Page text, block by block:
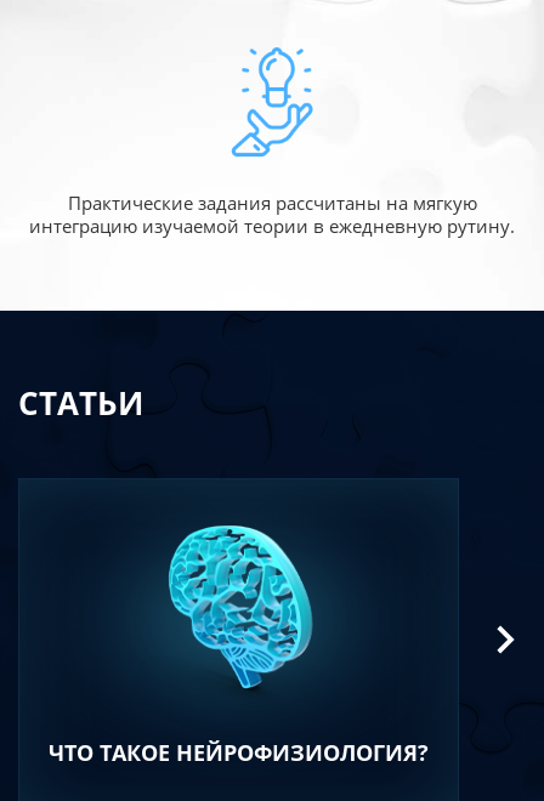
Практические задания рассчитаны на мягкую
интеграцию изучаемой теории в ежедневную рутину.
СТАТЬИ
ЧТО ТАКОЕ НЕЙРОФИЗИОЛОГИЯ?